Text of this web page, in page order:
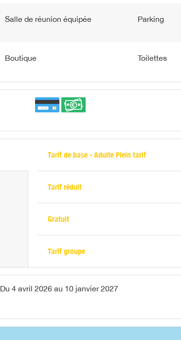
Salle de réunion équipée Parking
Boutique Toilettes
Tarif de base - Adulte Plein tarif
Tarif réduit
Gratuit
Tarif groupe
Du 4 avril 2026 au 10 janvier 2027